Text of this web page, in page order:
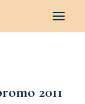
2011